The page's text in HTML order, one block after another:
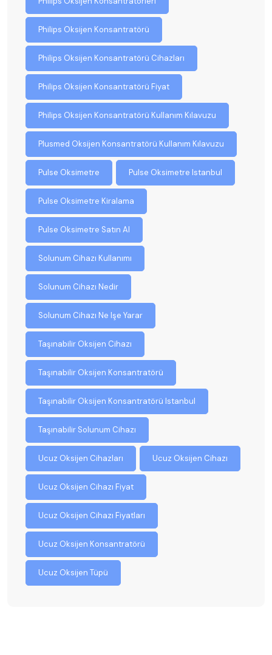
Philips Oksijen Konsantratörü
Philips Oksijen Konsantratörü Cihazları
Philips Oksijen Konsantratörü Fiyat
Philips Oksijen Konsantratörü Kullanım Kılavuzu
Plusmed Oksijen Konsantratörü Kullanım Kılavuzu
Pulse Oksimetre Pulse Oksimetre Istanbul
Pulse Oksimetre Kiralama
Pulse Oksimetre Satın Al
Solunum Cihazı Kullanımı
Solunum Cihazı Nedir
Solunum Cihazı Ne Işe Yarar
Taşınabilir Oksijen Cihazı
Taşınabilir Oksijen Konsantratörü
Taşınabilir Oksijen Konsantratörü Istanbul
Taşınabilir Solunum Cihazı
Ucuz Oksijen Cihazları Ucuz Oksijen Cihazı
Ucuz Oksijen Cihazı Fiyat
Ucuz Oksijen Cihazı Fiyatları
Ucuz Oksijen Konsantratörü
Ucuz Oksijen Tüpü